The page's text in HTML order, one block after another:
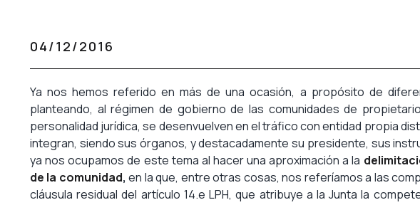
04/12/2016
Ya nos hemos referido en más de una ocasión, a propósito de
planteando, al régimen de gobierno de las comunidades de
personalidad jurídica, se desenvuelven en el tráfico con entidad propia
integran, siendo sus órganos, y destacadamente su presidente, sus
ya nos ocupamos de este tema al hacer una aproximación a la
de la comunidad,en la que, entre otras cosas, nos referíamos a las
cláusula residual del artículo 14.e LPH, que atribuye a la Junta la